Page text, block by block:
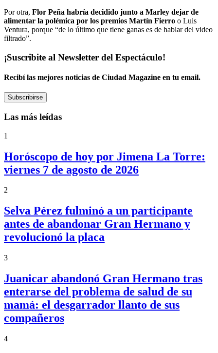
Por otra, Flor Peña habría decidido junto a Marley dejar de
alimentar la polémica por los premios Martín Fierro o Luis
Ventura, porque “de lo último que tiene ganas es de hablar del video
filtrado”.
¡Suscribite al Newsletter del Espectáculo!
Recibí las mejores noticias de Ciudad Magazine en tu email.
Subscribirse
Las más leídas
1
Horóscopo de hoy por Jimena La Torre:
viernes 7 de agosto de 2026
2
Selva Pérez fulminó a un participante
antes de abandonar Gran Hermano y
revolucionó la placa
3
Juanicar abandonó Gran Hermano tras
enterarse del problema de salud de su
mamá: el desgarrador llanto de sus
compañeros
4